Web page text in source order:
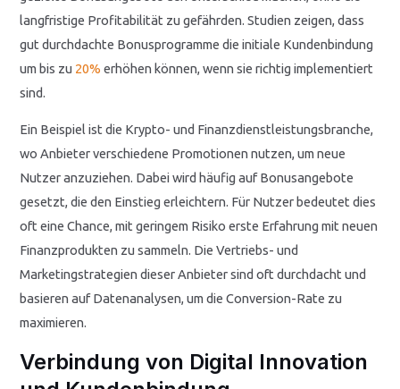
langfristige Profitabilität zu gefährden. Studien zeigen, dass
gut durchdachte Bonusprogramme die initiale Kundenbindung
um bis zu 20% erhöhen können, wenn sie richtig implementiert
sind.
Ein Beispiel ist die Krypto- und Finanzdienstleistungsbranche,
wo Anbieter verschiedene Promotionen nutzen, um neue
Nutzer anzuziehen. Dabei wird häufig auf Bonusangebote
gesetzt, die den Einstieg erleichtern. Für Nutzer bedeutet dies
oft eine Chance, mit geringem Risiko erste Erfahrung mit neuen
Finanzprodukten zu sammeln. Die Vertriebs- und
Marketingstrategien dieser Anbieter sind oft durchdacht und
basieren auf Datenanalysen, um die Conversion-Rate zu
maximieren.
Verbindung von Digital Innovation